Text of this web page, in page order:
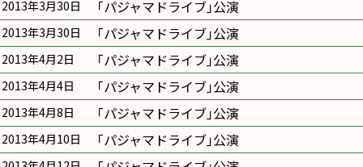
2013年3月30日 ｢パジャマドライブ｣公演
2013年3月30日 ｢パジャマドライブ｣公演
2013年4月2日 ｢パジャマドライブ｣公演
2013年4月4日 ｢パジャマドライブ｣公演
2013年4月8日 ｢パジャマドライブ｣公演
2013年4月10日 ｢パジャマドライブ｣公演